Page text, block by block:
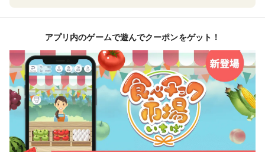
アプリ内のゲームで遊んでクーポンをゲット！